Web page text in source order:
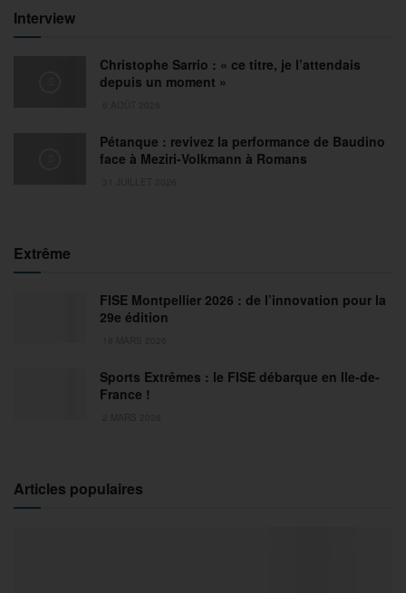
Interview
Christophe Sarrio : « ce titre, je l’attendais
depuis un moment »
Pétanque : revivez la performance de Baudino
face à Meziri-Volkmann à Romans
Extrême
FISE Montpellier 2026 : de l’innovation pour la
29e édition
Sports Extrêmes : le FISE débarque en Ile-de-
France !
Articles populaires